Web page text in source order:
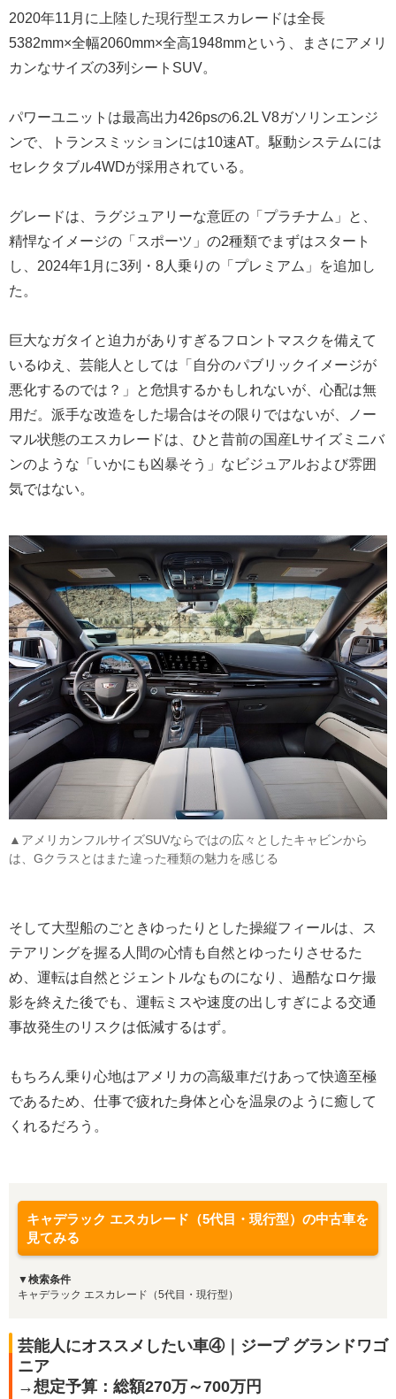
2020年11月に上陸した現行型エスカレードは全長
5382mm×全幅2060mm×全高1948mmという、まさにアメリ
カンなサイズの3列シートSUV。
パワーユニットは最高出力426psの6.2L V8ガソリンエンジ
ンで、トランスミッションには10速AT。駆動システムには
セレクタブル4WDが採用されている。
グレードは、ラグジュアリーな意匠の「プラチナム」と、
精悍なイメージの「スポーツ」の2種類でまずはスタート
し、2024年1月に3列・8人乗りの「プレミアム」を追加し
た。
巨大なガタイと迫力がありすぎるフロントマスクを備えて
いるゆえ、芸能人としては「自分のパブリックイメージが
悪化するのでは？」と危惧するかもしれないが、心配は無
用だ。派手な改造をした場合はその限りではないが、ノー
マル状態のエスカレードは、ひと昔前の国産Lサイズミニバ
ンのような「いかにも凶暴そう」なビジュアルおよび雰囲
気ではない。
▲アメリカンフルサイズSUVならではの広々としたキャビンから
は、Gクラスとはまた違った種類の魅力を感じる
そして大型船のごときゆったりとした操縦フィールは、ス
テアリングを握る人間の心情も自然とゆったりさせるた
め、運転は自然とジェントルなものになり、過酷なロケ撮
影を終えた後でも、運転ミスや速度の出しすぎによる交通
事故発生のリスクは低減するはず。
もちろん乗り心地はアメリカの高級車だけあって快適至極
であるため、仕事で疲れた身体と心を温泉のように癒して
くれるだろう。
キャデラック エスカレード（5代目・現行型）の中古車を
見てみる
▼検索条件
キャデラック エスカレード（5代目・現行型）
芸能人にオススメしたい車④｜ジープ グランドワゴ
ニア
→想定予算：総額270万～700万円